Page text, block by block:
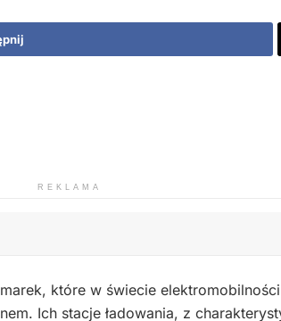
REKLAMA
które w świecie
Ich stacje ładowania, z